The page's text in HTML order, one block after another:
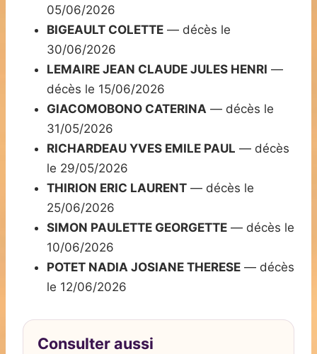
05/06/2026
BIGEAULT COLETTE — décès le
30/06/2026
LEMAIRE JEAN CLAUDE JULES HENRI —
décès le 15/06/2026
GIACOMOBONO CATERINA — décès le
31/05/2026
RICHARDEAU YVES EMILE PAUL — décès
le 29/05/2026
THIRION ERIC LAURENT — décès le
25/06/2026
SIMON PAULETTE GEORGETTE — décès le
10/06/2026
POTET NADIA JOSIANE THERESE — décès
le 12/06/2026
Consulter aussi